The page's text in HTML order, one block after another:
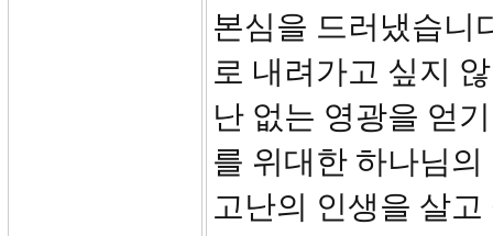
본심을 드러냈습니
로 내려가고 싶지
난 없는 영광을 얻
를 위대한 하나님
고난의 인생을 살